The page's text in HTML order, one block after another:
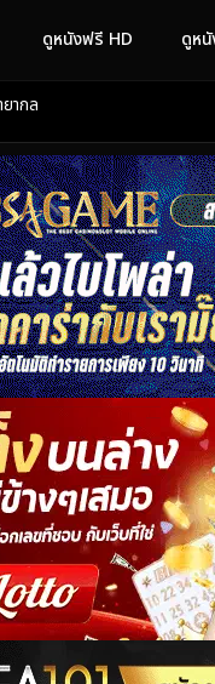
ดูหนังฟรี HD ดูห
ากล